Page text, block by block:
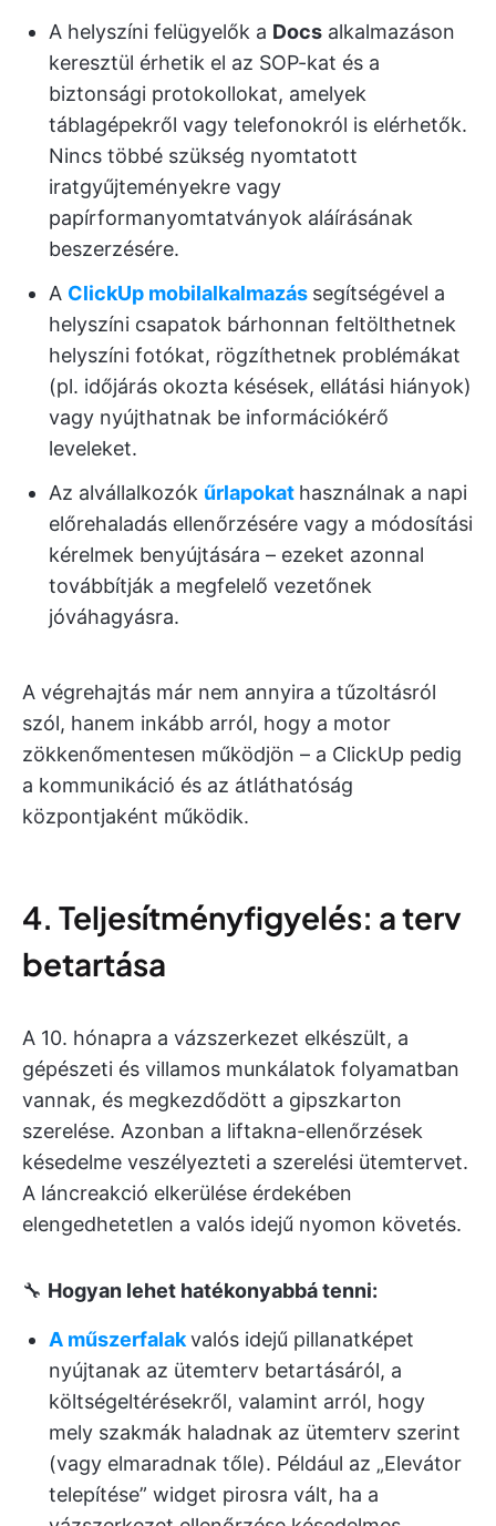
A helyszíni felügyelők a Docs alkalmazáson
keresztül érhetik el az SOP-kat és a
biztonsági protokollokat, amelyek
táblagépekről vagy telefonokról is elérhetők.
Nincs többé szükség nyomtatott
iratgyűjteményekre vagy
papírformanyomtatványok aláírásának
beszerzésére.
A ClickUp mobilalkalmazás segítségével a
helyszíni csapatok bárhonnan feltölthetnek
helyszíni fotókat, rögzíthetnek problémákat
(pl. időjárás okozta késések, ellátási hiányok)
vagy nyújthatnak be információkérő
leveleket.
Az alvállalkozók űrlapokat használnak a napi
előrehaladás ellenőrzésére vagy a módosítási
kérelmek benyújtására – ezeket azonnal
továbbítják a megfelelő vezetőnek
jóváhagyásra.
A végrehajtás már nem annyira a tűzoltásról
szól, hanem inkább arról, hogy a motor
zökkenőmentesen működjön – a ClickUp pedig
a kommunikáció és az átláthatóság
központjaként működik.
4. Teljesítményfigyelés: a terv
betartása
A 10. hónapra a vázszerkezet elkészült, a
gépészeti és villamos munkálatok folyamatban
vannak, és megkezdődött a gipszkarton
szerelése. Azonban a liftakna-ellenőrzések
késedelme veszélyezteti a szerelési ütemtervet.
A láncreakció elkerülése érdekében
elengedhetetlen a valós idejű nyomon követés.
🔧 Hogyan lehet hatékonyabbá tenni:
A műszerfalakvalós idejű pillanatképet
nyújtanak az ütemterv betartásáról, a
költségeltérésekről, valamint arról, hogy
mely szakmák haladnak az ütemterv szerint
(vagy elmaradnak tőle). Például az „Elevátor
telepítése” widget pirosra vált, ha a